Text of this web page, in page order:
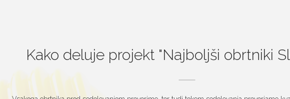
Kako deluje projekt Najboljši obrtniki